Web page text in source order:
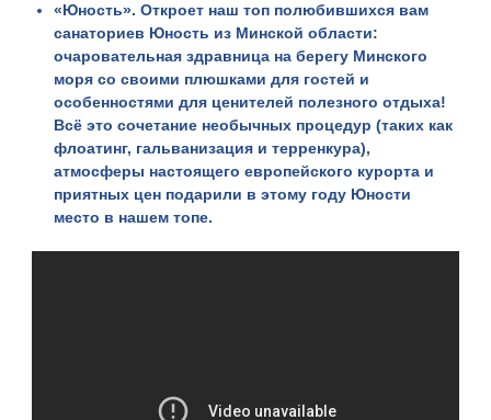
«Юность». Откроет наш топ полюбившихся вам
санаториев Юность из Минской области:
очаровательная здравница на берегу Минского
моря со своими плюшками для гостей и
особенностями для ценителей полезного отдыха!
Всё это сочетание необычных процедур (таких как
флоатинг, гальванизация и терренкура),
атмосферы настоящего европейского курорта и
приятных цен подарили в этому году Юности
место в нашем топе.